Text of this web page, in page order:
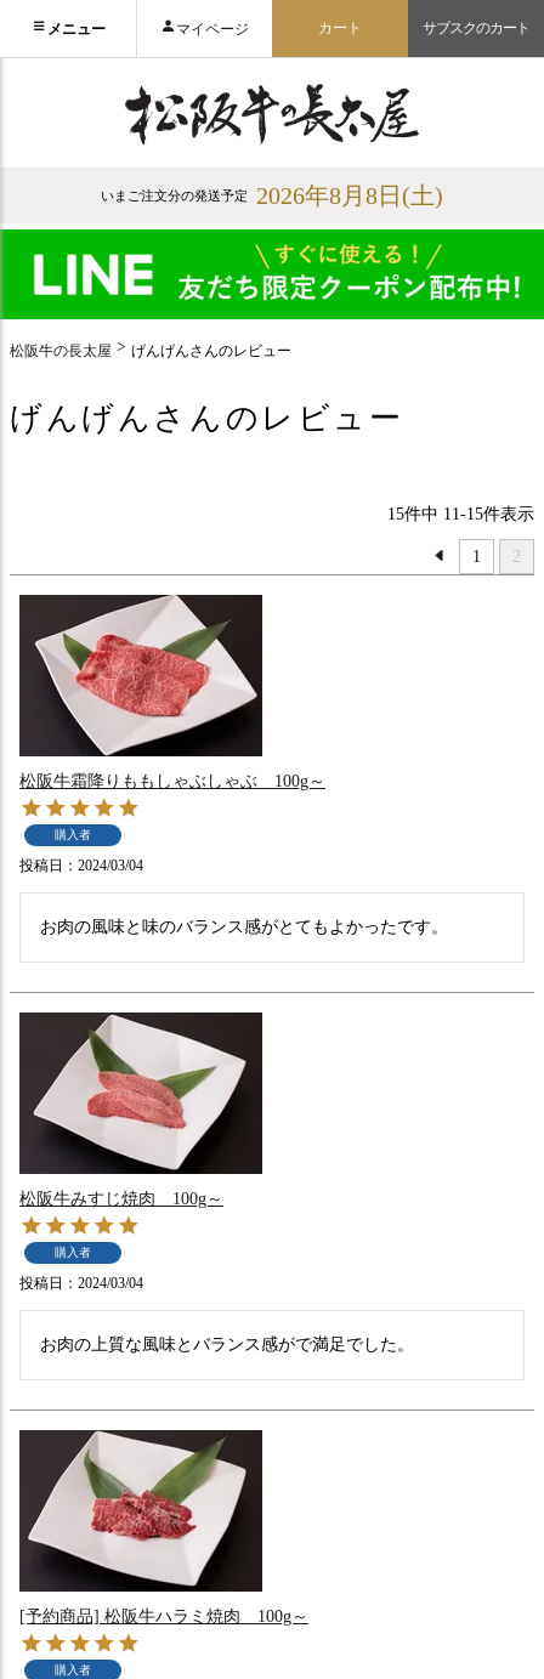
メニュー マイページ カート サブスクのカート
いまご注文分の発送予定 2026年8月8日(土)
松阪牛の長太屋 げんげんさんのレビュー
げんげんさんのレビュー
15件中 11-15件表示
1 2
松阪牛霜降りももしゃぶしゃぶ 100g～
購入者
投稿日 2024/03/04
お肉の風味と味のバランス感がとてもよかったです。
松阪牛みすじ焼肉 100g～
購入者
投稿日 2024/03/04
お肉の上質な風味とバランス感がで満足でした。
[予約商品] 松阪牛ハラミ焼肉 100g～
購入者